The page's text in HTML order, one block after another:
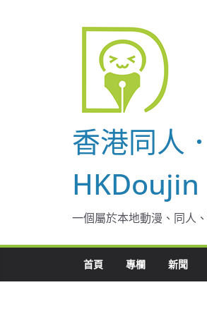
香港同人．
HKDoujin
一個屬於本地動漫、同人
首頁 專欄 新聞